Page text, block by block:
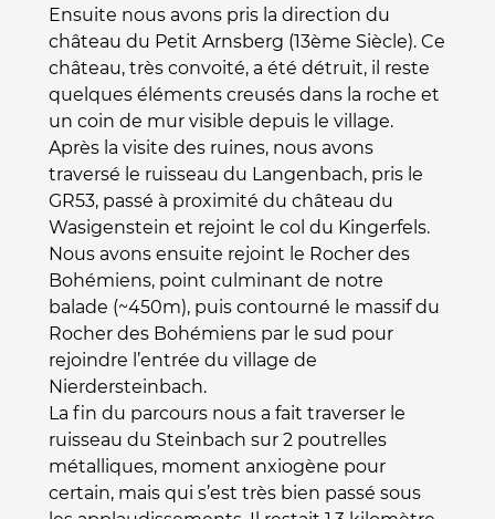
Ensuite nous avons pris la direction du
château du Petit Arnsberg (13ème Siècle). Ce
château, très convoité, a été détruit, il reste
quelques éléments creusés dans la roche et
un coin de mur visible depuis le village.
Après la visite des ruines, nous avons
traversé le ruisseau du Langenbach, pris le
GR53, passé à proximité du château du
Wasigenstein et rejoint le col du Kingerfels.
Nous avons ensuite rejoint le Rocher des
Bohémiens, point culminant de notre
balade (~450m), puis contourné le massif du
Rocher des Bohémiens par le sud pour
rejoindre l’entrée du village de
Nierdersteinbach.
La fin du parcours nous a fait traverser le
ruisseau du Steinbach sur 2 poutrelles
métalliques, moment anxiogène pour
certain, mais qui s’est très bien passé sous